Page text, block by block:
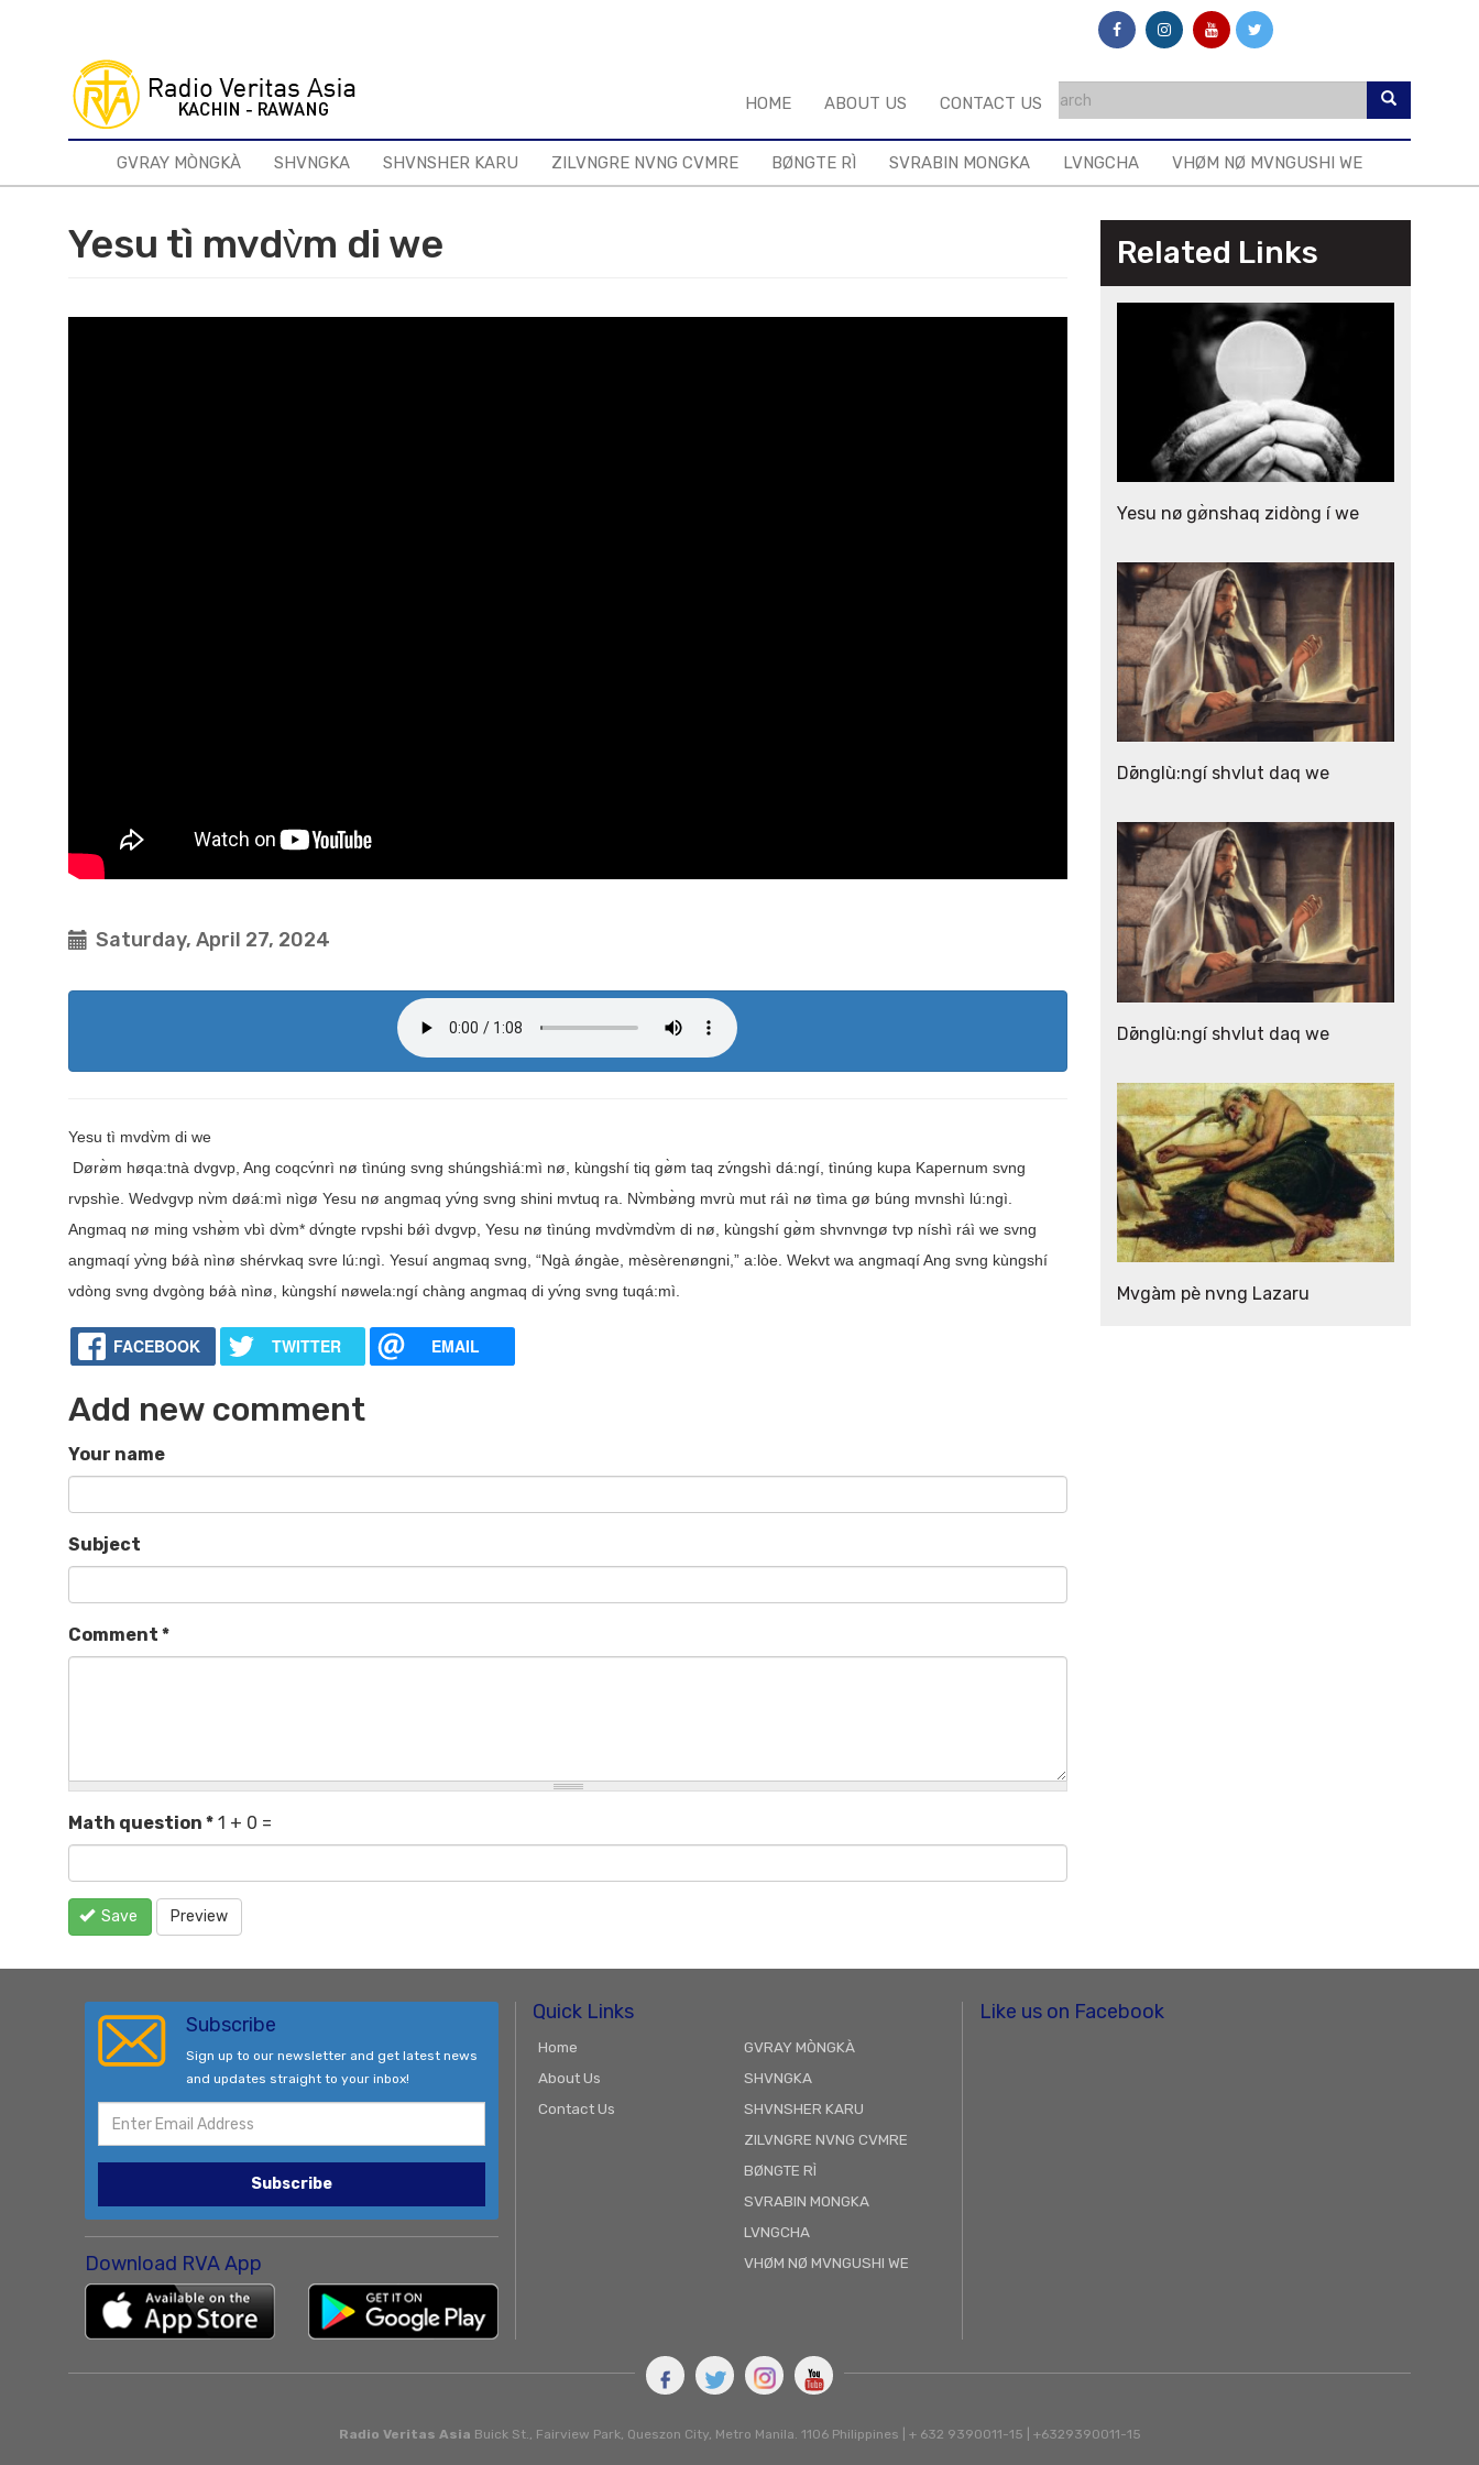
HOME ABOUT US CONTACT US
GVRAY MÒNGKÀ SHVNGKA SHVNSHER KARU ZILVNGRE NVNG CVMRE BØNGTE RÌ SVRABIN MONGKA LVNGCHA VHØM NØ MVNGUSHI WE
Yesu tì mvdv̀m di we
Saturday, April 27, 2024
Yesu tì mvdv̀m di we
Dørø̀m høqa:tnà dvgvp, Ang coqcv́nrì nø tìnúng svng shúngshìá:mì nø, kùngshí tiq gø̀m taq zv́ngshì dá:ngí, tìnúng kupa Kapernum svng
rvpshìe. Wedvgvp nv̀m døá:mì nìgø Yesu nø angmaq yv́ng svng shini mvtuq ra. Nv̀mbø̀ng mvrù mut ráì nø tìma gø búng mvnshì lú:ngì.
Angmaq nø ming vshø̀m vbì dv̀m* dv́ngte rvpshi bǿì dvgvp, Yesu nø tìnúng mvdv̀mdv̀m di nø, kùngshí gø̀m shvnvngø tvp níshì ráì we svng
angmaqí yv̀ng bǿà nìnø shérvkaq svre lú:ngì. Yesuí angmaq svng, “Ngà ǿngàe, mèsèrenøngni,” a:lòe. Wekvt wa angmaqí Ang svng kùngshí
vdòng svng dvgòng bǿà nìnø, kùngshí nøwela:ngí chàng angmaq di yv́ng svng tuqá:mì.
FACEBOOK TWITTER EMAIL
Add new comment
Your name
Subject
Comment *
Math question * 1 + 0 =
Save Preview
Related Links
Yesu nø gø̀nshaq zidòng í we
Dø̄nglù:ngí shvlut daq we
Dø̄nglù:ngí shvlut daq we
Mvgàm pè nvng Lazaru
Subscribe
Sign up to our newsletter and get latest news
and updates straight to your inbox!
Subscribe
Download RVA App
Quick Links
Home
About Us
Contact Us
GVRAY MÒNGKÀ
SHVNGKA
SHVNSHER KARU
ZILVNGRE NVNG CVMRE
BØNGTE RÌ
SVRABIN MONGKA
LVNGCHA
VHØM NØ MVNGUSHI WE
Like us on Facebook
Radio Veritas Asia Buick St., Fairview Park, Queszon City, Metro Manila. 1106 Philippines | + 632 9390011-15 | +6329390011-15